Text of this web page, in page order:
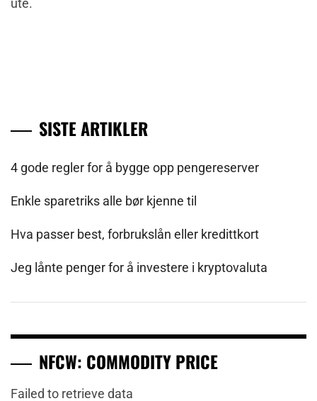
SISTE ARTIKLER
4 gode regler for å bygge opp pengereserver
Enkle sparetriks alle bør kjenne til
Hva passer best, forbrukslån eller kredittkort
Jeg lånte penger for å investere i kryptovaluta
NFCW: COMMODITY PRICE
Failed to retrieve data